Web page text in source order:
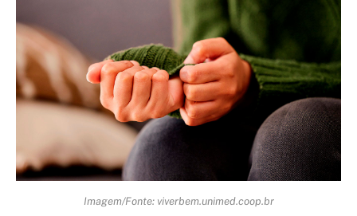
Imagem/Fonte: viverbem.unimed.coop.br